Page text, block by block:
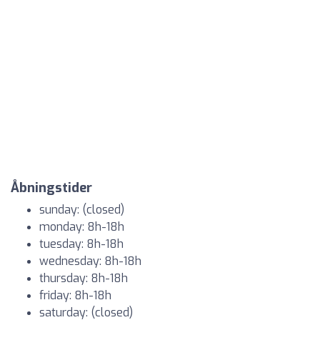
Åbningstider
sunday: (closed)
monday: 8h-18h
tuesday: 8h-18h
wednesday: 8h-18h
thursday: 8h-18h
friday: 8h-18h
saturday: (closed)